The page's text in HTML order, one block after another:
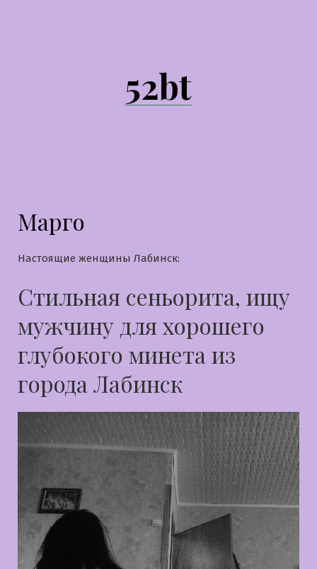
52bt
Марго
Настоящие женщины Лабинск:
Стильная сеньорита, ищу
мужчину для хорошего
глубокого минета из
города Лабинск